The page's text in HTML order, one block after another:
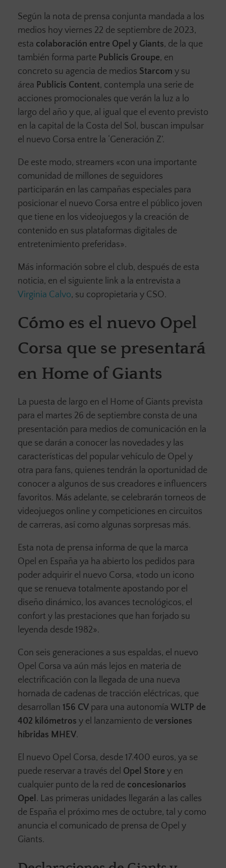
Según la nota de prensa conjunta mandada a los
medios hoy viernes 22 de septiembre de 2023,
esta colaboración entre Opel y Giants, de la que
también forma parte Publicis Groupe, en
concreto su agencia de medios Starcom y su
área Publicis Content, contempla una serie de
acciones promocionales que verán la luz a lo
largo del año y que, al igual que el evento previsto
en la capital de la Costa del Sol, buscan impulsar
el nuevo Corsa entre la ‘Generación Z’.
De este modo, streamers «con una importante
comunidad de millones de seguidores
participarán en las campañas especiales para
posicionar el nuevo Corsa entre el público joven
que tiene en los videojuegos y la creación de
contenido en sus plataformas digitales de
entretenimiento preferidas».
Más información sobre el club, después de esta
noticia, en el siguiente link a la entrevista a
Virginia Calvo, su copropietaria y CSO.
Cómo es el nuevo Opel
Corsa que se presentará
en Home of Giants
La puesta de largo en el Home of Giants prevista
para el martes 26 de septiembre consta de una
presentación para medios de comunicación en la
que se darán a conocer las novedades y las
características del popular vehículo de Opel y
otra para fans, quienes tendrán la oportunidad de
conocer a algunos de sus creadores e influencers
favoritos. Más adelante, se celebrarán torneos de
videojuegos online y competiciones en circuitos
de carreras, así como algunas sorpresas más.
Esta nota de prensa informa de que la marca
Opel en España ya ha abierto los pedidos para
poder adquirir el nuevo Corsa, «todo un icono
que se renueva totalmente apostando por el
diseño dinámico, los avances tecnológicos, el
confort y las prestaciones que han forjado su
leyenda desde 1982».
Con seis generaciones a sus espaldas, el nuevo
Opel Corsa va aún más lejos en materia de
electrificación con la llegada de una nueva
hornada de cadenas de tracción eléctricas, que
desarrollan 156 CV para una autonomía WLTP de
402 kilómetros y el lanzamiento de versiones
híbridas MHEV.
El nuevo Opel Corsa, desde 17.400 euros, ya se
puede reservar a través del Opel Store y en
cualquier punto de la red de concesionarios
Opel. Las primeras unidades llegarán a las calles
de España el próximo mes de octubre, tal y como
anuncia el comunicado de prensa de Opel y
Giants.